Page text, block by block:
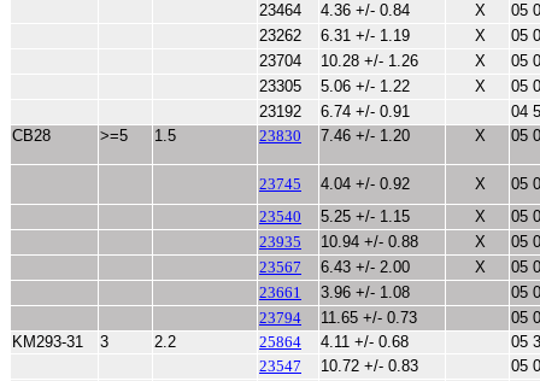
23464
4.36 +/- 0.84 X
05
23262
6.31 +/- 1.19 X
05
23704
10.28 +/- 1.26 X
05
23305
5.06 +/- 1.22 X
05
23192
6.74 +/- 0.91
04
CB28
>=5 1.5 23830 7.46 +/- 1.20 X 05
23745 4.04 +/- 0.92 X
05
23540
5.25 +/- 1.15 X
05
23935
10.94 +/- 0.88 X
05
23567
6.43 +/- 2.00 X
05
23661
3.96 +/- 1.08
05
23794
11.65 +/- 0.73
05
KM293-31
3 2.2 25864 4.11 +/- 0.68
05
23547
10.72 +/- 0.83
05